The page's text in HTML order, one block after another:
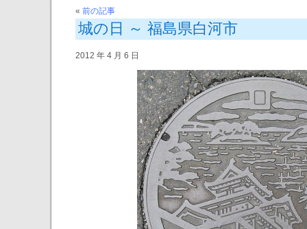
« 前の記事
城の日 ～ 福島県白河市
2012 年 4 月 6 日